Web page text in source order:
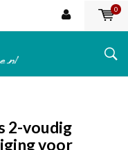
0
2-voudig
voor